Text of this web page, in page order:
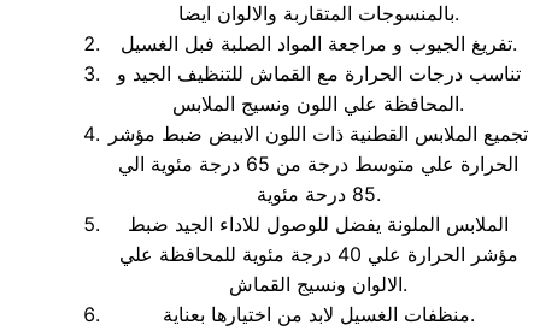
بالمنسوجات المتقاربة والالوان ايضا.
تفريغ الجيوب و مراجعة المواد الصلبة فبل الغسيل.
تناسب درجات الحرارة مع القماش للتنظيف الجيد و
المحافظة علي اللون ونسيج الملابس.
تجميع الملابس القطنية ذات اللون الابيض ضبط مؤشر
الحرارة علي متوسط درجة من 65 درجة مئوية الي
85 درحة مئوية.
الملابس الملونة يفضل للوصول للاداء الجيد ضبط
مؤشر الحرارة علي 40 درجة مئوية للمحافظة علي
الالوان ونسيج القماش.
منظفات الغسيل لابد من اختيارها بعناية.